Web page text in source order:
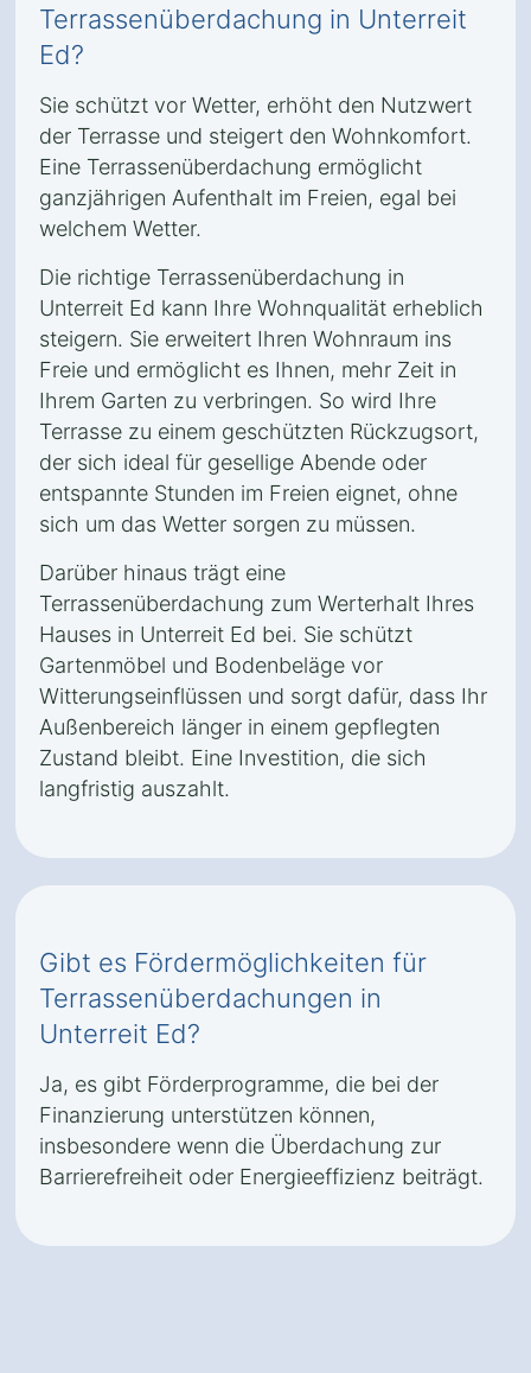
Terrassenüberdachung in Unterreit
Ed?
Sie schützt vor Wetter, erhöht den Nutzwert
der Terrasse und steigert den Wohnkomfort.
Eine Terrassenüberdachung ermöglicht
ganzjährigen Aufenthalt im Freien, egal bei
welchem Wetter.
Die richtige Terrassenüberdachung in
Unterreit Ed kann Ihre Wohnqualität erheblich
steigern. Sie erweitert Ihren Wohnraum ins
Freie und ermöglicht es Ihnen, mehr Zeit in
Ihrem Garten zu verbringen. So wird Ihre
Terrasse zu einem geschützten Rückzugsort,
der sich ideal für gesellige Abende oder
entspannte Stunden im Freien eignet, ohne
sich um das Wetter sorgen zu müssen.
Darüber hinaus trägt eine
Terrassenüberdachung zum Werterhalt Ihres
Hauses in Unterreit Ed bei. Sie schützt
Gartenmöbel und Bodenbeläge vor
Witterungseinflüssen und sorgt dafür, dass Ihr
Außenbereich länger in einem gepflegten
Zustand bleibt. Eine Investition, die sich
langfristig auszahlt.
Gibt es Fördermöglichkeiten für
Terrassenüberdachungen in
Unterreit Ed?
Ja, es gibt Förderprogramme, die bei der
Finanzierung unterstützen können,
insbesondere wenn die Überdachung zur
Barrierefreiheit oder Energieeffizienz beiträgt.